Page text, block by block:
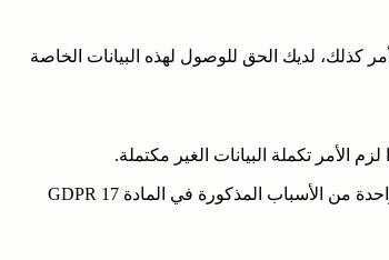
كذلك، لديك الحق للوصول لهذه البيانات الخاصة
الأمر تكملة البيانات الغير مكتملة.
ولك الحق أيضا بطلب حذف بياناتك الشخصية مباشرة إذا انطبقت واحدة من الأسباب المذكورة في المادة 17 GDPR